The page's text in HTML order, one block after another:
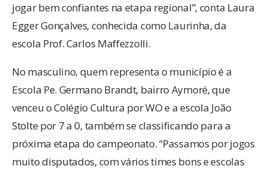
jogar bem confiantes na etapa regional”, conta Laura
Egger Gonçalves, conhecida como Laurinha, da
escola Prof. Carlos Maffezzolli.
No masculino, quem representa o município é a
Escola Pe. Germano Brandt, bairro Aymoré, que
venceu o Colégio Cultura por WO e a escola João
Stolte por 7 a 0, também se classificando para a
próxima etapa do campeonato. “Passamos por jogos
muito disputados, com vários times bons e escolas